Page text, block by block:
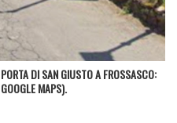
DI SAN GIUSTO A FROSSASCO:
MAPS).